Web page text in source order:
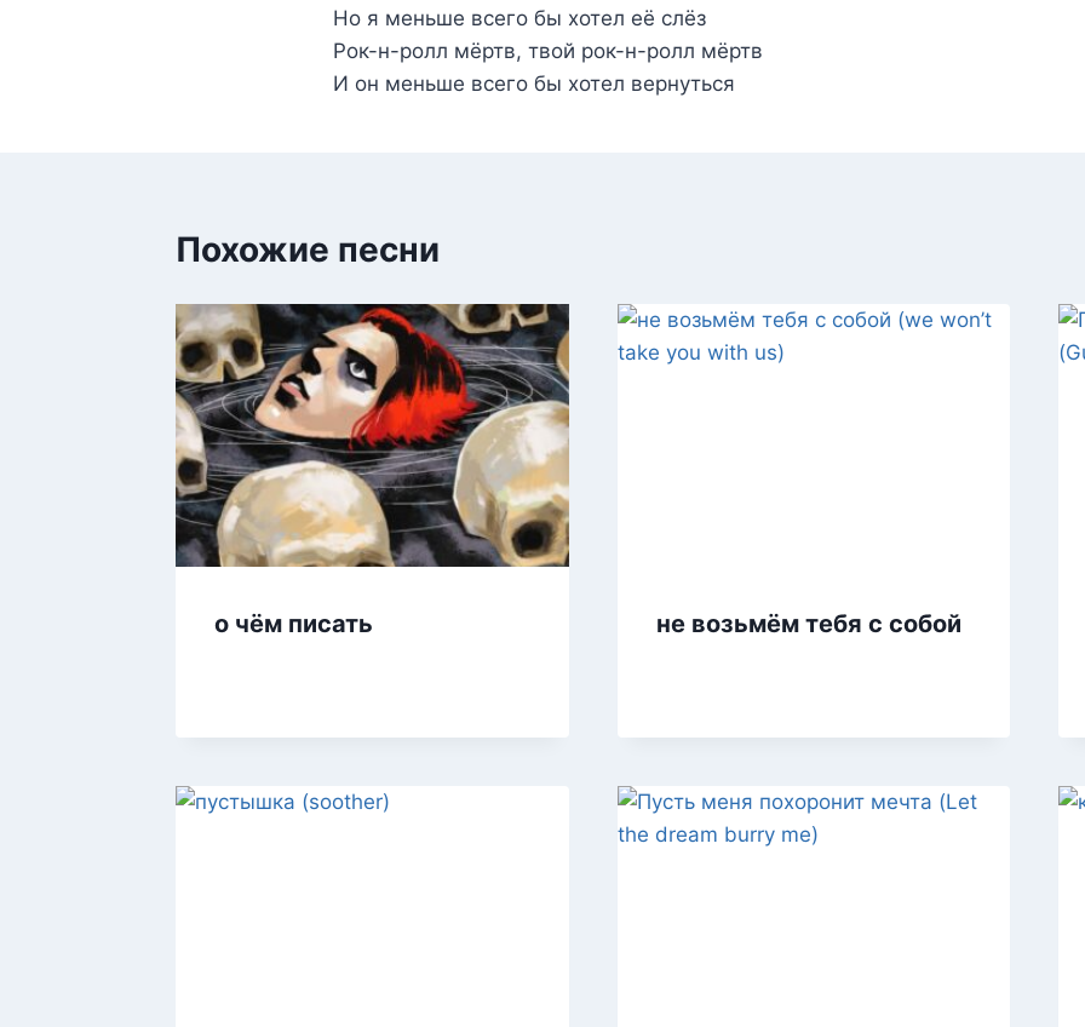
Но я меньше всего бы хотел её слёз
Рок-н-ролл мёртв, твой рок-н-ролл мёртв
И он меньше всего бы хотел вернуться
Похожие песни
о чём писать не возьмём тебя с собой